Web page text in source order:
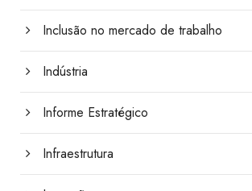
Inclusão no mercado de trabalho
Indústria
Informe Estratégico
Infraestrutura